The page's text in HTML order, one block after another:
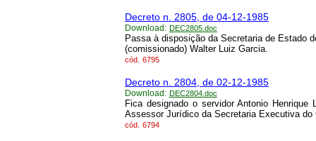
Decreto n. 2805, de 04-12-1985
Download: DEC2805.doc
Passa à disposição da Secretaria de Estado
(comissionado) Walter Luiz Garcia.
cód. 6795
Decreto n. 2804, de 02-12-1985
Download: DEC2804.doc
Fica designado o servidor Antonio
Assessor Jurídico da Secretaria Executiva
cód. 6794